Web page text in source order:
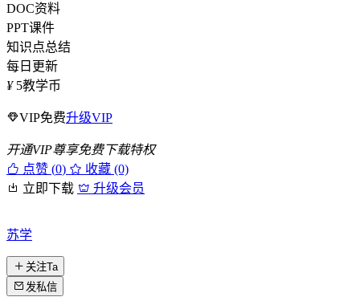
DOC资料
PPT课件
知识点总结
每日更新
¥ 5教学币
VIP免费升级VIP
开通VIP尊享免费下载特权
点赞 (0)
收藏 (0)
立即下载
升级会员
苏学
关注Ta
发私信